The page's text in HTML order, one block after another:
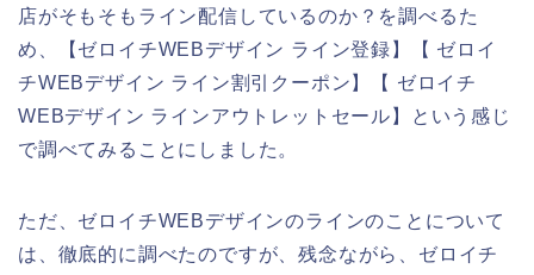
店がそもそもライン配信しているのか？を調べるた
め、【ゼロイチWEBデザイン ライン登録】【 ゼロイ
チWEBデザイン ライン割引クーポン】【 ゼロイチ
WEBデザイン ラインアウトレットセール】という感じ
で調べてみることにしました。
ただ、ゼロイチWEBデザインのラインのことについて
は、徹底的に調べたのですが、残念ながら、ゼロイチ